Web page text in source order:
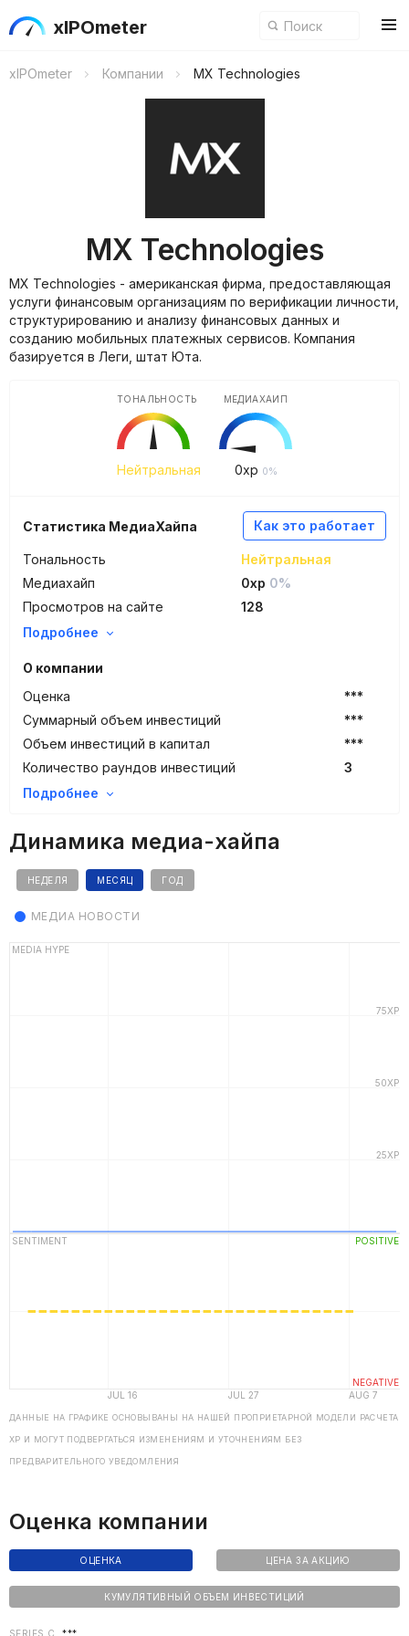
xIPOmeter
xIPOmeter Компании MX Technologies
MX Technologies
MX Technologies - американская фирма, предоставляющая
услуги финансовым организациям по верификации личности,
структурированию и анализу финансовых данных и
созданию мобильных платежных сервисов. Компания
базируется в Леги, штат Юта.
Нейтральная
ТОНАЛЬНОСТЬ
0xp 0%
МЕДИАХАЙП
Как это работает
Статистика МедиаХайпа
Тональность
Нейтральная
Медиахайп
0xp 0%
Просмотров на сайте
128
Подробнее
О компании
Оценка
***
Суммарный объем инвестиций
***
Объем инвестиций в капитал
***
Количество раундов инвестиций
3
Подробнее
Динамика медиа-хайпа
НЕДЕЛЯ МЕСЯЦ ГОД
МЕДИА НОВОСТИ
ДАННЫЕ НА ГРАФИКЕ ОСНОВЫВАНЫ НА НАШЕЙ ПРОПРИЕТАРНОЙ МОДЕЛИ РАСЧЕТА
ХP И МОГУТ ПОДВЕРГАТЬСЯ ИЗМЕНЕНИЯМ И УТОЧНЕНИЯМ БЕЗ
ПРЕДВАРИТЕЛЬНОГО УВЕДОМЛЕНИЯ
Оценка компании
ОЦЕНКА ЦЕНА ЗА АКЦИЮ
КУМУЛЯТИВНЫЙ ОБЪЕМ ИНВЕСТИЦИЙ
SERIES C ***